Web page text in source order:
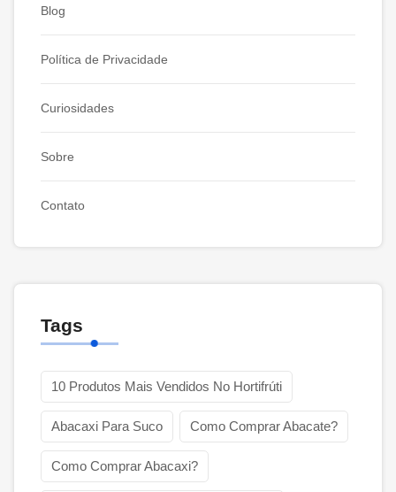
Blog
Política de Privacidade
Curiosidades
Sobre
Contato
Tags
10 Produtos Mais Vendidos No Hortifrúti
Abacaxi Para Suco Como Comprar Abacate?
Como Comprar Abacaxi?